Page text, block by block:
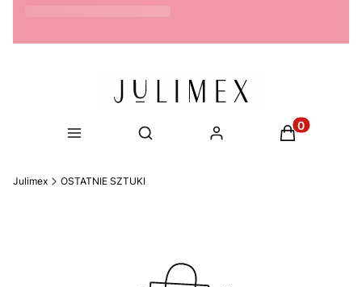
Otwórz wyszukiwarkęProdukty w
Julimex OSTATNIE SZTUKI